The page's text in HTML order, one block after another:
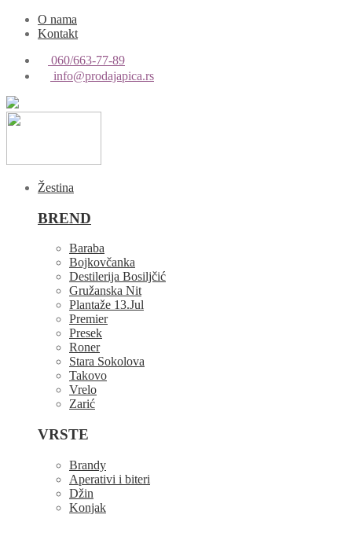
O nama
Kontakt
060/663-77-89
info@prodajapica.rs
Žestina
BREND
Baraba
Bojkovčanka
Destilerija Bosiljčić
Gružanska Nit
Plantaže 13.Jul
Premier
Presek
Roner
Stara Sokolova
Takovo
Vrelo
Zarić
VRSTE
Brandy
Aperativi i biteri
Džin
Konjak